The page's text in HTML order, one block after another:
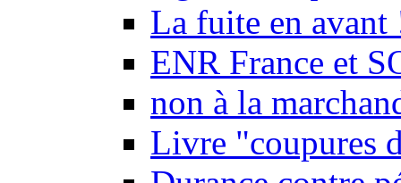
La fuite en avant
ENR France et
non à la
Livre "coupures